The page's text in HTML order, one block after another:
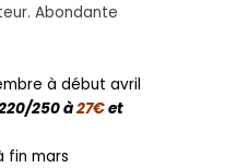
Abondante
à début avril
250 à27€et
fin mars